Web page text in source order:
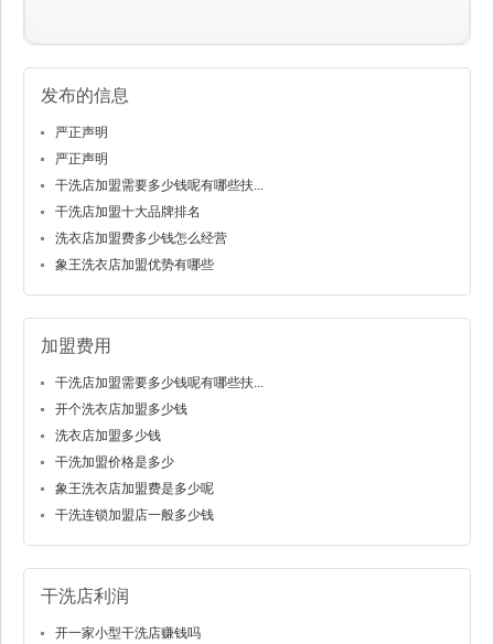
发布的信息
严正声明
严正声明
干洗店加盟需要多少钱呢有哪些扶...
干洗店加盟十大品牌排名
洗衣店加盟费多少钱怎么经营
象王洗衣店加盟优势有哪些
加盟费用
干洗店加盟需要多少钱呢有哪些扶...
开个洗衣店加盟多少钱
洗衣店加盟多少钱
干洗加盟价格是多少
象王洗衣店加盟费是多少呢
干洗连锁加盟店一般多少钱
干洗店利润
开一家小型干洗店赚钱吗